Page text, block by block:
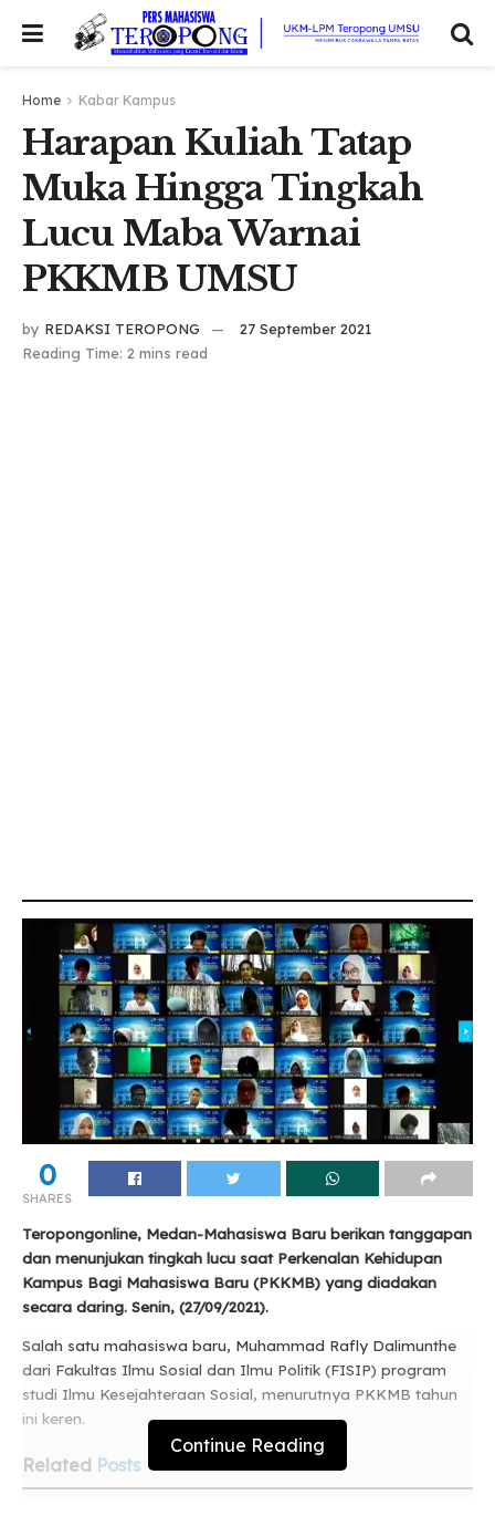
Home Kabar Kampus
Harapan Kuliah Tatap
Muka Hingga Tingkah
Lucu Maba Warnai
PKKMB UMSU
by REDAKSI TEROPONG
27 September 2021
Reading Time: 2 mins read
0
SHARES
Teropongonline, Medan-Mahasiswa Baru berikan tanggapan
dan menunjukan tingkah lucu saat Perkenalan Kehidupan
Kampus Bagi Mahasiswa Baru (PKKMB) yang diadakan
secara daring. Senin, (27/09/2021).
Salah satu mahasiswa baru, Muhammad Rafly Dalimunthe
dari Fakultas Ilmu Sosial dan Ilmu Politik (FISIP) program
studi Ilmu Kesejahteraan Sosial, menurutnya PKKMB tahun
ini keren.
Related Posts
Continue Reading